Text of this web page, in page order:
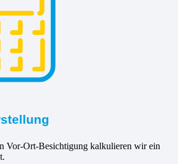
Vor-Ort-Besichtigung kalkulieren wir ein